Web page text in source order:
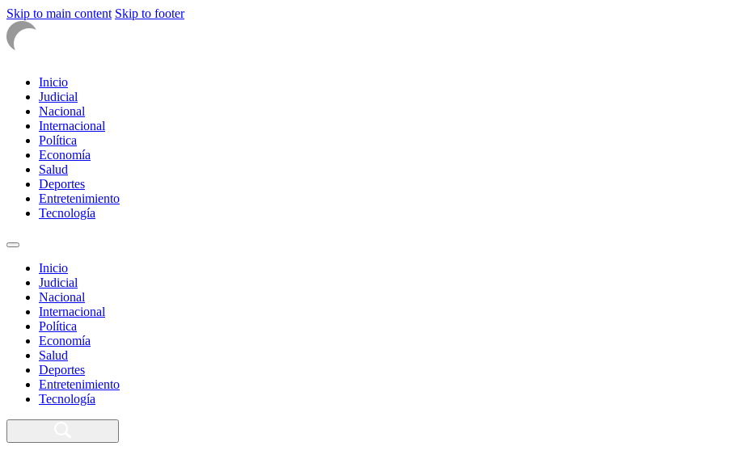
Skip to main content Skip to footer
Inicio
Judicial
Nacional
Internacional
Política
Economía
Salud
Deportes
Entretenimiento
Tecnología
Inicio
Judicial
Nacional
Internacional
Política
Economía
Salud
Deportes
Entretenimiento
Tecnología